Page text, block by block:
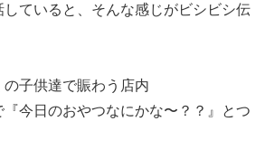
ていると、そんな感じがビシビシ伝
子供達で賑わう店内
今日のおやつなにかな〜？？』とつ